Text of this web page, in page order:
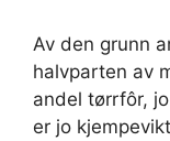
Av den grunn
halvparten av
andel tørrfôr,
er jo